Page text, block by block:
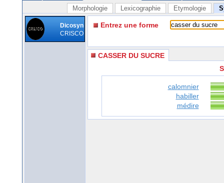
Morphologie Lexicographie Etymologie
Dicosyn
CRISCO
Entrez une forme
CASSER DU SUCRE
calomnier
habiller
médire